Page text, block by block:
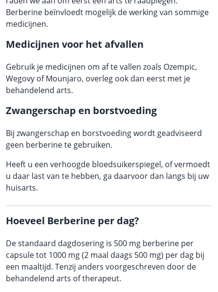
Berberine beïnvloedt mogelijk de werking van sommige
medicijnen.
Medicijnen voor het afvallen
Gebruik je medicijnen om af te vallen zoals Ozempic,
Wegovy of Mounjaro, overleg ook dan eerst met je
behandelend arts.
Zwangerschap en borstvoeding
Bij zwangerschap en borstvoeding wordt geadviseerd
geen berberine te gebruiken.
Heeft u een verhoogde bloedsuikerspiegel, of vermoedt
u daar last van te hebben, ga daarvoor dan langs bij uw
huisarts.
Hoeveel Berberine per dag?
De standaard dagdosering is 500 mg berberine per
capsule tot 1000 mg (2 maal daags 500 mg) per dag bij
een maaltijd. Tenzij anders voorgeschreven door de
behandelend arts of therapeut.